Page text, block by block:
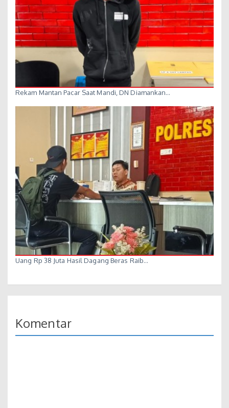
Rekam Mantan Pacar Saat Mandi, DN Diamankan…
Uang Rp 38 Juta Hasil Dagang Beras Raib…
Komentar